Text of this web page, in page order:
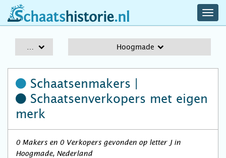
schaatshistorie.nl
Hoogmade
Schaatsenmakers |
Schaatsenverkopers met eigen
merk
0 Makers en 0 Verkopers gevonden op letter J in
Hoogmade, Nederland